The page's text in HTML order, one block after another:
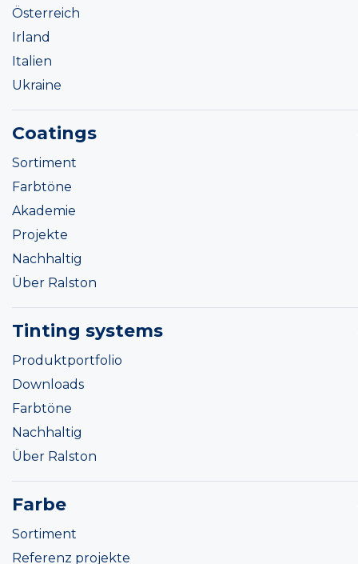
Österreich
Irland
Italien
Ukraine
Coatings
Sortiment
Farbtöne
Akademie
Projekte
Nachhaltig
Über Ralston
Tinting systems
Produktportfolio
Downloads
Farbtöne
Nachhaltig
Über Ralston
Farbe
Sortiment
Referenz projekte